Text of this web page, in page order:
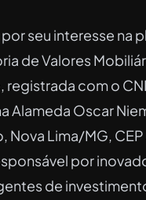
seu interesse na
de Valores
registrada com o
Alameda Oscar
Nova Lima/MG,
por
de